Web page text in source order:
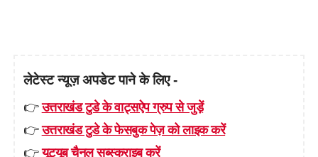
लेटेस्ट न्यूज़ अपडेट पाने के लिए -
👉उत्तराखंड टुडे के वाट्सऐप ग्रुप से जुड़ें
👉उत्तराखंड टुडे के फेसबुक पेज़ को लाइक करें
👉यूट्यूब चैनल सब्स्क्राइब करें